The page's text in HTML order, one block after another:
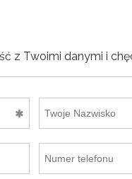
z Twoimi danymi i